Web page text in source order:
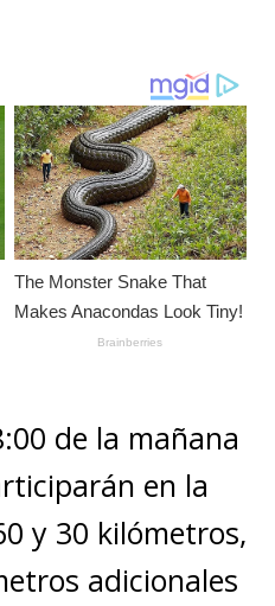
de la mañana
en la
y 30 kilómetros,
adicionales